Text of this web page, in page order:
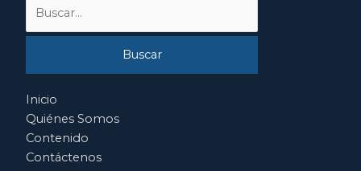
por:
Inicio
Quiénes Somos
Contenido
Contáctenos